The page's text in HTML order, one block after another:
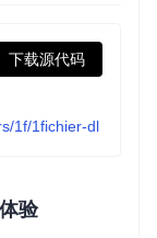
下载源代码
1f/1fichier-dl
验